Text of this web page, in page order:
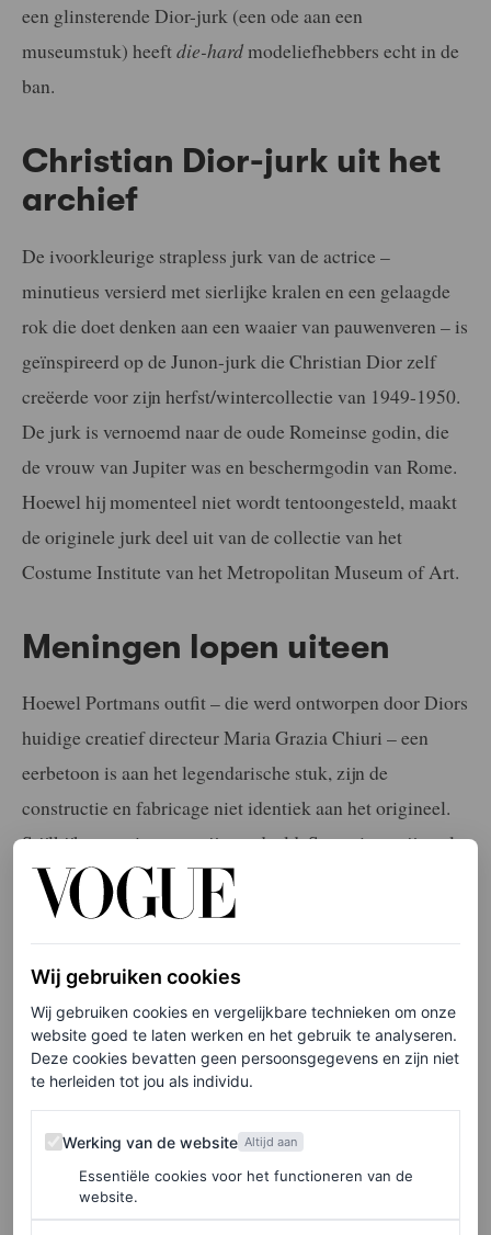
een glinsterende Dior-jurk (een ode aan een
museumstuk) heeftdie-hard modeliefhebbers echt in de
ban.
Christian Dior-jurk uit het
archief
De ivoorkleurige strapless jurk van de actrice –
minutieus versierd met sierlijke kralen en een gelaagde
rok die doet denken aan een waaier van pauwenveren – is
geïnspireerd op de Junon-jurk die Christian Dior zelf
creëerde voor zijn herfst/wintercollectie van 1949-1950.
De jurk is vernoemd naar de oude Romeinse godin, die
de vrouw van Jupiter was en beschermgodin van Rome.
Hoewel hij momenteel niet wordt tentoongesteld, maakt
de originele jurk deel uit van de collectie van het
Costume Institute van het Metropolitan Museum of Art.
Meningen lopen uiteen
Hoewel Portmans outfit – die werd ontworpen door Diors
huidige creatief directeur Maria Grazia Chiuri – een
eerbetoon is aan het legendarische stuk, zijn de
constructie en fabricage niet identiek aan het origineel.
Stijlkijkers op internet zijn verdeeld. Sommigen zijn vol
lof over de referentie: ‘Dit is waanzinnig’, beweert
fashion Twitteraccount @SaintDoI. Anderen, zoals
Cherie Balch van Shrimpton Couture, zijn van mening
dat bepaalde historische kledingstukken gewoon niet
nagemaakt moeten worden. Uiteraard pleiten vintage-
experts voor echte archiefstukken in plaats van
reproducties op de rode loper.
‘Natalie zag er prachtig uit en haar rol als ambassadrice
van het huis rechtvaardigt zeker het opnieuw maken van
deze japon’, liet Balch op Instagram weten. ‘Maar voor
Wij gebruiken cookies
Wij gebruiken cookies en vergelijkbare technieken om onze
website goed te laten werken en het gebruik te analyseren.
Deze cookies bevatten geen persoonsgegevens en zijn niet
te herleiden tot jou als individu.
Werking van de website
Werking van de website Altijd aan
Essentiële cookies voor het functioneren van de
website.